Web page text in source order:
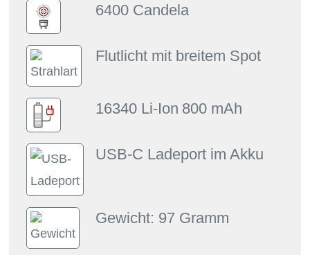
6400 Candela
Flutlicht mit breitem Spot
16340 Li-Ion 800 mAh
USB-C Ladeport im Akku
Gewicht: 97 Gramm